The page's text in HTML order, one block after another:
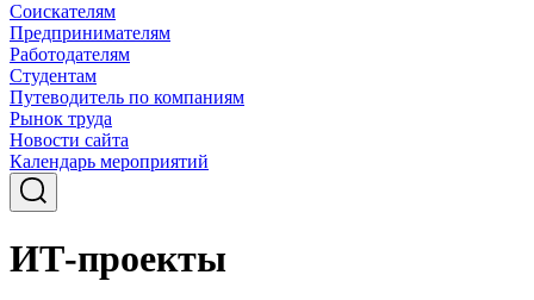
Соискателям
Предпринимателям
Работодателям
Студентам
Путеводитель по компаниям
Рынок труда
Новости сайта
Календарь мероприятий
ИТ-проекты